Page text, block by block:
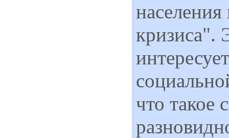
кризиса".
что такое